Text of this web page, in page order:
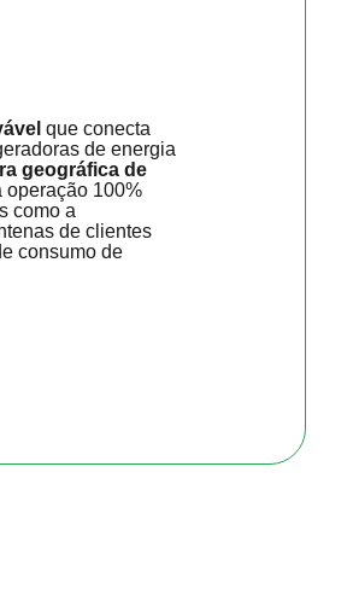
que conecta
de energia
geográfica de
operação 100%
como a
de clientes
consumo de